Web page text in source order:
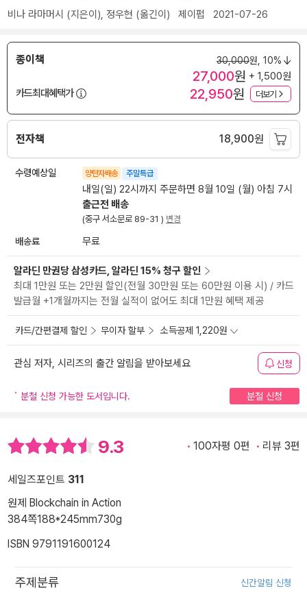
비나 라마머시 (지은이), 정우현 (옮긴이) 제이펍 2021-07-26
종이책 30,000원, 10%
27,000원 + 1,500원
카드최대혜택가
22,950원 더보기
전자책 18,900원
수령예상일 양탄자배송 주말특급
내일(일) 22시까지 주문하면 8월 10일 (월) 아침 7시
출근전 배송
(중구 서소문로 89-31 ) 변경
배송료 무료
알라딘 만권당 삼성카드, 알라딘 15% 청구 할인
최대 1만원 또는 2만원 할인(전월 30만원 또는 60만원 이용 시) / 카드
발급월 +1개월까지는 전월 실적이 없어도 최대 1만원 혜택 제공
카드/간편결제 할인 무이자 할부 소득공제 1,220원
관심 저자, 시리즈의 출간 알림을 받아보세요 신청
분철 신청 가능한 도서입니다. 분철 신청
9.3 100자평 0편 리뷰 3편
세일즈포인트 311
원제 Blockchain in Action
384쪽188*245mm730g
ISBN 9791191600124
주제분류 신간알림 신청